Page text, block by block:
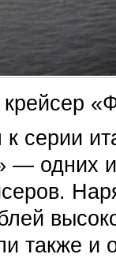
серии
— одних
также